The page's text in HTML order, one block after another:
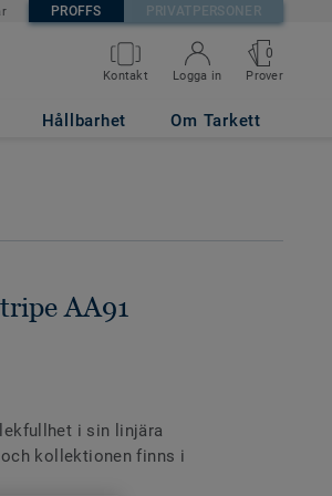
PROFFS PRIVATPERSONER
Kontakt Logga in
0
Prover
Hållbarhet Om Tarkett
AA91
i sin linjära
kollektionen finns i